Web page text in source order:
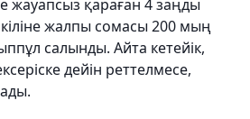
жауапсыз қараған 4 заңды
жалпы сомасы 200 мың
салынды. Айта кетейік,
дейін реттелмесе,